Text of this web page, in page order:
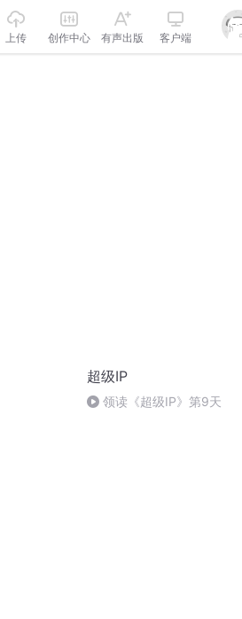
上传 创作中心 有声出版 客户端
超级IP
领读《超级IP》第9天